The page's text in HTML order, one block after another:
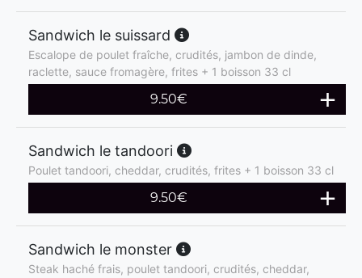
Sandwich le suissard
Escalope de poulet fraîche, crudités, jambon de dinde,
raclette, sauce fromagère, frites + 1 boisson 33 cl
9.50€
Sandwich le tandoori
Poulet tandoori, cheddar, crudités, frites + 1 boisson 33 cl
9.50€
Sandwich le monster
Steak haché frais, poulet tandoori, crudités, cheddar,